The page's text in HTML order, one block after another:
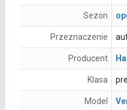
Sezon
Przeznaczenie
Producent
Klasa
Model